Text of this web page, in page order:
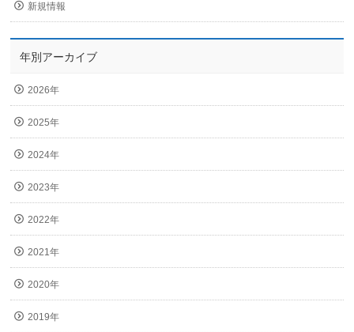
新規情報
年別アーカイブ
2026年
2025年
2024年
2023年
2022年
2021年
2020年
2019年